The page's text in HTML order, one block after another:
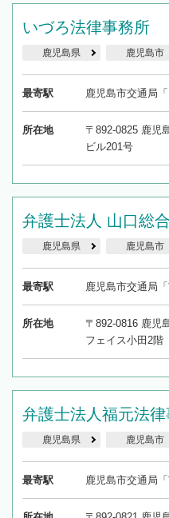
いづろ法律事務所
鹿児島県 鹿児島市
最寄駅 鹿児島市交通局
所在地
〒892-0825 鹿児
ビル201号
弁護士法人 山口総
鹿児島県 鹿児島市
最寄駅 鹿児島市交通局
所在地
〒892-0816 鹿児
フェイス小田2階
弁護士法人福元法
鹿児島県 鹿児島市
最寄駅 鹿児島市交通局